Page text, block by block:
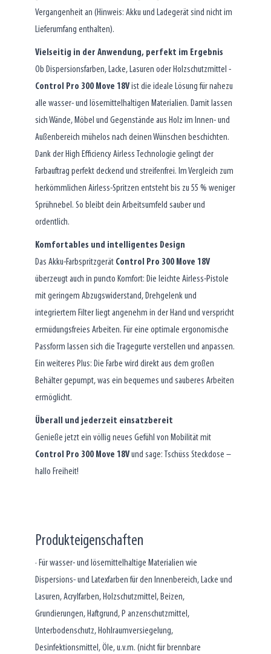
Vergangenheit an (Hinweis: Akku und Ladegerät sind nicht im
Lieferumfang enthalten).
Vielseitig in der Anwendung, perfekt im Ergebnis
Ob Dispersionsfarben, Lacke, Lasuren oder Holzschutzmittel -
Control Pro 300 Move 18Vist die ideale Lösung für nahezu
alle wasser- und lösemittelhaltigen Materialien. Damit lassen
sich Wände, Möbel und Gegenstände aus Holz im Innen- und
Außenbereich mühelos nach deinen Wünschen beschichten.
Dank der High Efficiency Airless Technologie gelingt der
Farbauftrag perfekt deckend und streifenfrei. Im Vergleich zum
herkömmlichen Airless-Spritzen entsteht bis zu 55 % weniger
Sprühnebel. So bleibt dein Arbeitsumfeld sauber und
ordentlich.
Komfortables und intelligentes Design
Das Akku-Farbspritzgerät Control Pro 300 Move 18V
überzeugt auch in puncto Komfort: Die leichte Airless-Pistole
mit geringem Abzugswiderstand, Drehgelenk und
integriertem Filter liegt angenehm in der Hand und verspricht
ermüdungsfreies Arbeiten. Für eine optimale ergonomische
Passform lassen sich die Tragegurte verstellen und anpassen.
Ein weiteres Plus: Die Farbe wird direkt aus dem großen
Behälter gepumpt, was ein bequemes und sauberes Arbeiten
ermöglicht.
Überall und jederzeit einsatzbereit
Genieße jetzt ein völlig neues Gefühl von Mobilität mit
Control Pro 300 Move 18Vund sage: Tschüss Steckdose –
hallo Freiheit!
Produkteigenschaften
· Für wasser- und lösemittelhaltige Materialien wie
Dispersions- und Latexfarben für den Innenbereich, Lacke und
Lasuren, Acrylfarben, Holzschutzmittel, Beizen,
Grundierungen, Haftgrund, P anzenschutzmittel,
Unterbodenschutz, Hohlraumversiegelung,
Desinfektionsmittel, Öle, u.v.m. (nicht für brennbare